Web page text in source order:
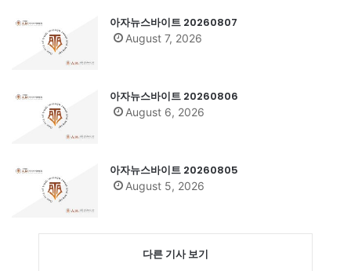
아자뉴스바이트 20260807
August 7, 2026
아자뉴스바이트 20260806
August 6, 2026
아자뉴스바이트 20260805
August 5, 2026
다른 기사 보기